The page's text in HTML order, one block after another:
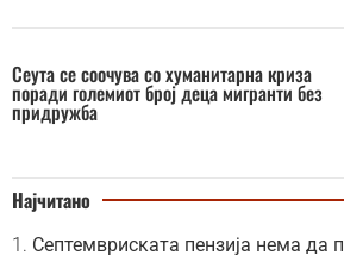
Сеута се соочува со хуманитарна криза
поради големиот број деца мигранти без
придружба
Најчитано
Септемвриската пензија нема да